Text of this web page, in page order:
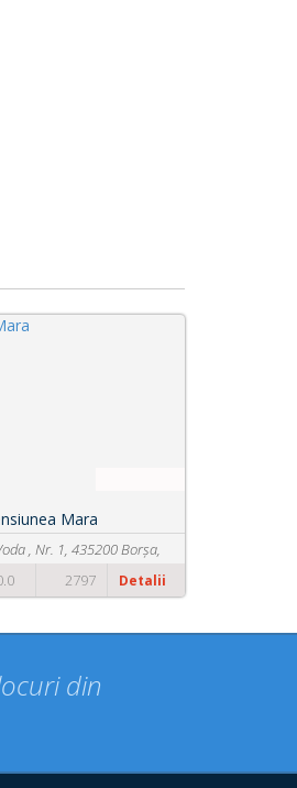
Mara
, Nr. 1, 435200 Borșa,
Romania
2797 Detalii
din